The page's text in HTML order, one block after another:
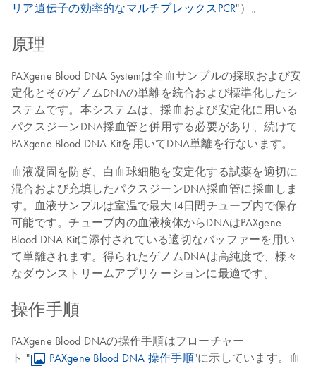
リア遺伝子の効率的なマルチプレックスPCR"）。
原理
PAXgene Blood DNA Systemは全血サンプルの採取および安
定化とそのゲノムDNAの単離を統合および標準化したシ
ステムです。本システムは、採血および安定化に用いる
パクスジーンDNA採血管と併用する必要があり、続けて
PAXgene Blood DNA Kitを用いてDNA単離を行ないます。
血液凝固を防ぎ、白血球細胞を安定化する試薬を適切に
混合および充填したパクスジーンDNA採血管に採血しま
す。血液サンプルは室温で最大14日間チューブ内で保存
可能です。チューブ内の血液検体からDNAはPAXgene
Blood DNA Kitに添付されている適切なバッファーを用い
て単離されます。得られたゲノムDNAは高純度で、様々
なダウンストリームアプリケーションに最適です。
操作手順
PAXgene Blood DNAの操作手順はフローチャー
ト "
PAXgene Blood DNA 操作手順"に示しています。血